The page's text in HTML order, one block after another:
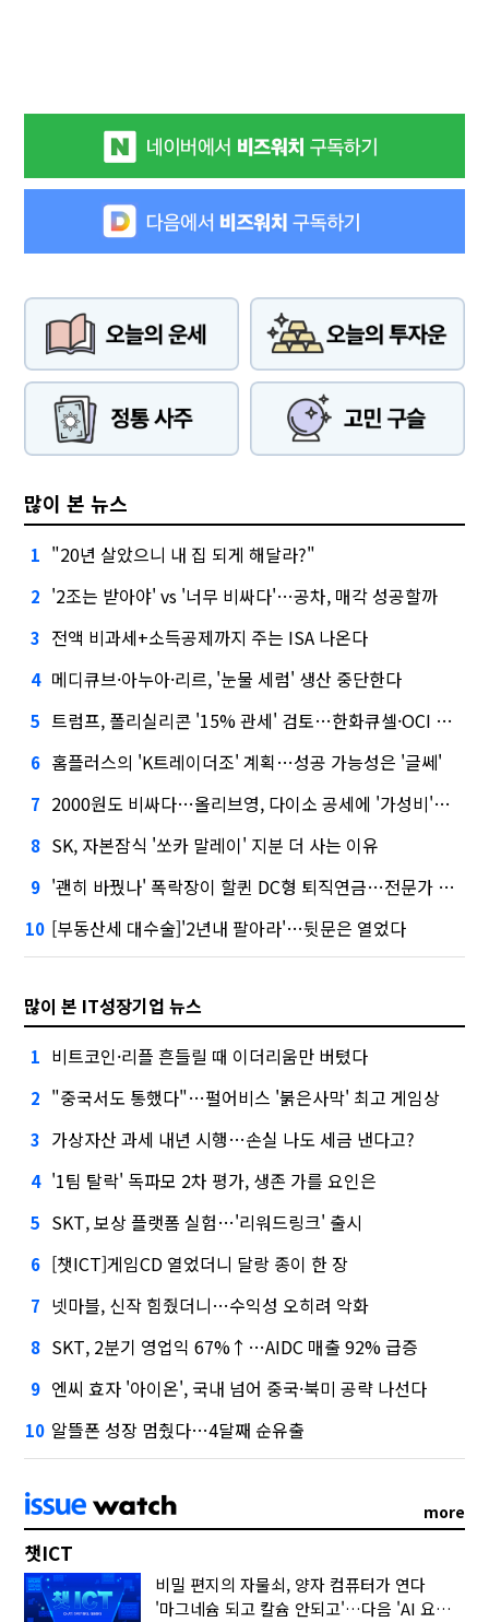
많이 본 뉴스
1 "20년 살았으니 내 집 되게 해달라?"
2 '2조는 받아야' vs '너무 비싸다'…공차, 매각 성공할까
3 전액 비과세+소득공제까지 주는 ISA 나온다
4 메디큐브·아누아·리르, '눈물 세럼' 생산 중단한다
5 트럼프, 폴리실리콘 '15% 관세' 검토…한화큐셀·OCI 영향은?
6 홈플러스의 'K트레이더조' 계획…성공 가능성은 '글쎄'
7 2000원도 비싸다…올리브영, 다이소 공세에 '가성비'로 맞불
8 SK, 자본잠식 '쏘카 말레이' 지분 더 사는 이유
9 '괜히 바꿨나' 폭락장이 할퀸 DC형 퇴직연금…전문가 조언은
10 [부동산세 대수술]'2년내 팔아라'…뒷문은 열었다
많이 본 IT성장기업 뉴스
1 비트코인·리플 흔들릴 때 이더리움만 버텼다
2 "중국서도 통했다"…펄어비스 '붉은사막' 최고 게임상
3 가상자산 과세 내년 시행…손실 나도 세금 낸다고?
4 '1팀 탈락' 독파모 2차 평가, 생존 가를 요인은
5 SKT, 보상 플랫폼 실험…'리워드링크' 출시
6 [챗ICT]게임CD 열었더니 달랑 종이 한 장
7 넷마블, 신작 힘줬더니…수익성 오히려 악화
8 SKT, 2분기 영업익 67%↑…AIDC 매출 92% 급증
9 엔씨 효자 '아이온', 국내 넘어 중국·북미 공략 나선다
10 알뜰폰 성장 멈췄다…4달째 순유출
more
챗ICT
비밀 편지의 자물쇠, 양자 컴퓨터가 연다
'마그네슘 되고 칼슘 안되고'…다음 'AI 요약' 갈 길은